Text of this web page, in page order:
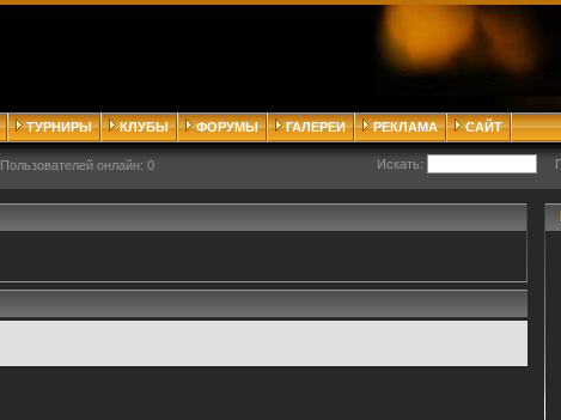
ТУРНИРЫ КЛУБЫ ФОРУМЫ ГАЛЕРЕИ РЕКЛАМА САЙТ
Пользователей онлайн: 0 Искать: